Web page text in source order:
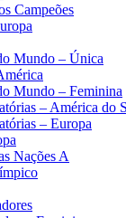
Campeões
Mundo – Única
Mundo – Feminina
– América do
– Europa
Nações A